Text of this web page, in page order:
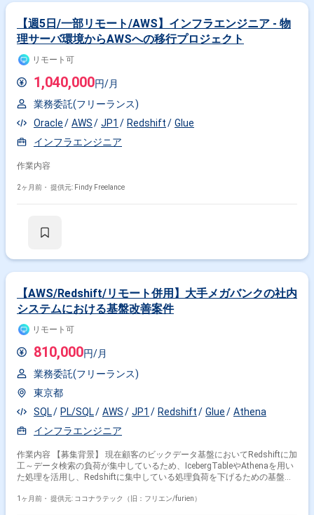
す。ETL開発から運用まで一貫して関わることで、データ基盤全体の設計
やパフォーマンス最適化に関する知見も習得していただけます。 【開発環
境】 データベースはRedshiftおよびSnowflake（Snowpipe）を利用してお
ります。プログラミング言語はPython（SQLAlchemy）およびShellを使用
し、OSはLinux（AmazonLinux）となります。可視化・分析にはTableau
を使用し、ジョブ管理にはJP1を利用しております。
【週5日/一部リモート/AWS】インフラエンジニア - 物
理サーバ環境からAWSへの移行プロジェクト
リモート可
1,040,000円/月
業務委託(フリーランス)
Oracle
AWS JP1 Redshift
Glue
インフラエンジニア
作業内容
2ヶ月前・ 提供元: Findy Freelance
【AWS/Redshift/リモート併用】大手メガバンクの社内
システムにおける基盤改善案件
リモート可
810,000円/月
業務委託(フリーランス)
東京都
SQL
PL/SQL AWS JP1 Redshift Glue
Athena
インフラエンジニア
作業内容 【募集背景】 現在顧客のビックデータ基盤においてRedshiftに加
工～データ検索の負荷が集中しているため、IcebergTableやAthenaを用い
た処理を活用し、Redshiftに集中している処理負荷を下げるための基盤改
ッグデータ基盤およびBI環境（Redshift）の保守、改善対応および推進を
1ヶ月前・ 提供元: ココナラテック（旧：フリエン/furien）